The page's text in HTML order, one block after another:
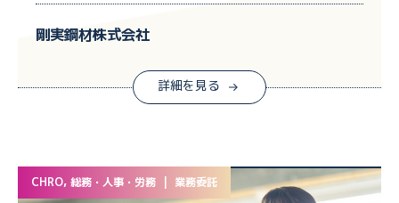
剛実鋼材株式会社
詳細を見る
CHRO, 総務・人事・労務 | 業務委託